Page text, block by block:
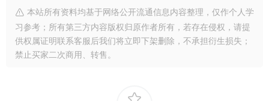
本站所有资料均基于网络公开流通信息内容整理，仅作个人学
习参考；所有第三方内容版权归原作者所有，若存在侵权，请提
供权属证明联系客服后我们将立即下架删除，不承担衍生损失；
禁止买家二次商用、转售。